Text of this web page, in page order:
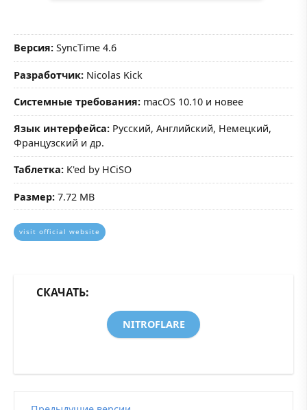
Версия: SyncTime 4.6
Разработчик: Nicolas Kick
Системные требования: macOS 10.10 и новее
Язык интерфейса: Русский, Английский, Немецкий,
Французский и др.
Таблетка: K'ed by HCiSO
Размер: 7.72 MB
visit official website
СКАЧАТЬ:
NITROFLARE